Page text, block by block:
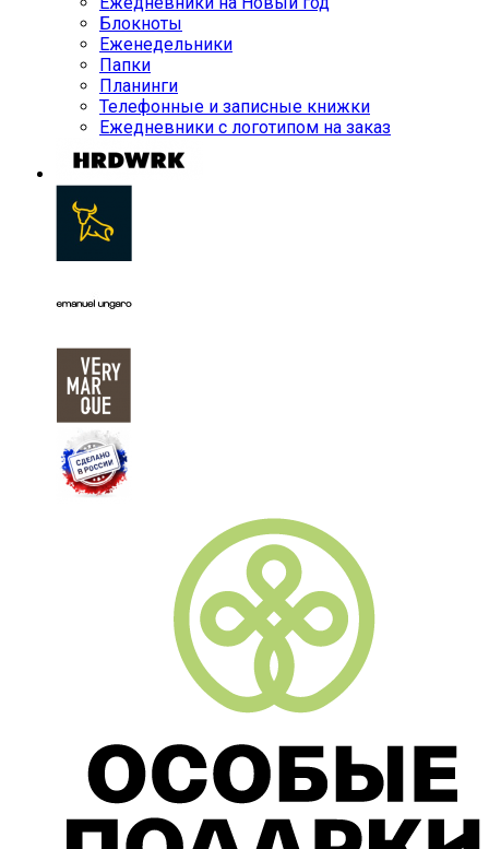
Блокноты
Еженедельники
Папки
Планинги
Телефонные и записные книжки
Ежедневники с логотипом на заказ